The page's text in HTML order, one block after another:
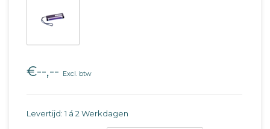
€--,-- Excl. btw
Levertijd: 1 á 2 Werkdagen